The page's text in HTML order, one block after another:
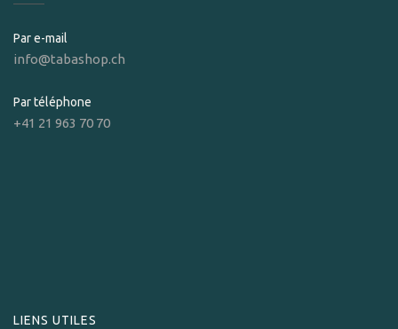
Par e-mail
info@tabashop.ch
Par téléphone
+41 21 963 70 70
LIENS UTILES